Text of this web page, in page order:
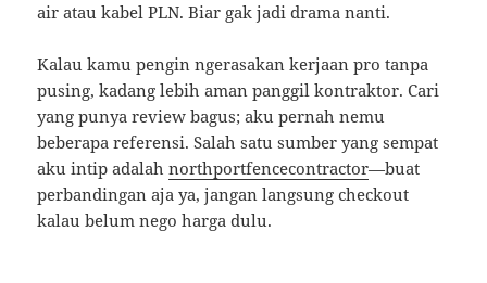
air atau kabel PLN. Biar gak jadi drama nanti.
Kalau kamu pengin ngerasakan kerjaan pro tanpa
pusing, kadang lebih aman panggil kontraktor. Cari
yang punya review bagus; aku pernah nemu
beberapa referensi. Salah satu sumber yang sempat
aku intip adalahnorthportfencecontractor—buat
perbandingan aja ya, jangan langsung checkout
kalau belum nego harga dulu.